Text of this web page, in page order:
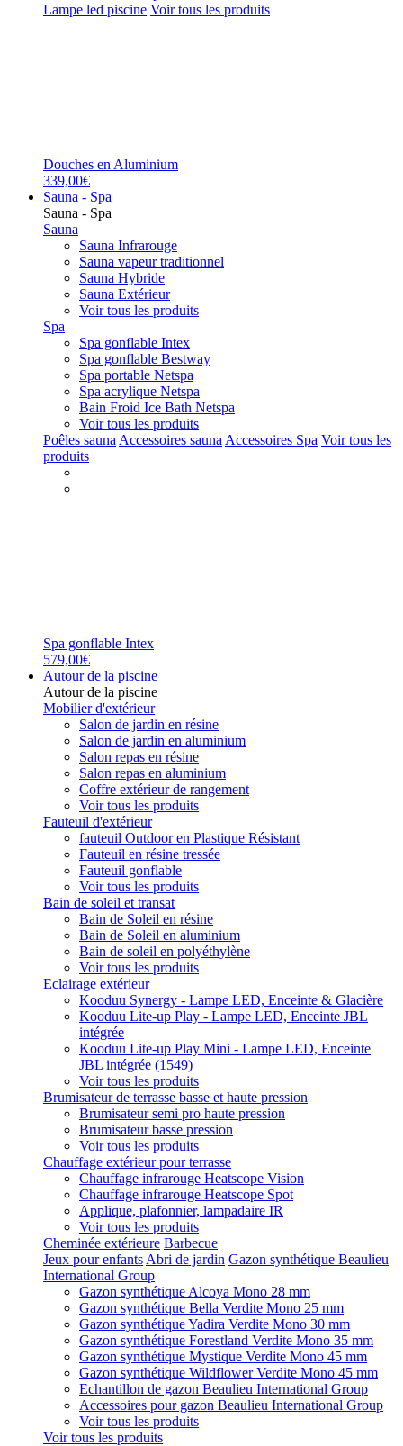
Lampe led piscine Voir tous les produits
Douches en Aluminium
339,00€
Sauna - Spa
Sauna - Spa
Sauna
Sauna Infrarouge
Sauna vapeur traditionnel
Sauna Hybride
Sauna Extérieur
Voir tous les produits
Spa
Spa gonflable Intex
Spa gonflable Bestway
Spa portable Netspa
Spa acrylique Netspa
Bain Froid Ice Bath Netspa
Voir tous les produits
Poêles sauna Accessoires sauna Accessoires Spa Voir tous les
produits
Spa gonflable Intex
579,00€
Autour de la piscine
Autour de la piscine
Mobilier d'extérieur
Salon de jardin en résine
Salon de jardin en aluminium
Salon repas en résine
Salon repas en aluminium
Coffre extérieur de rangement
Voir tous les produits
Fauteuil d'extérieur
fauteuil Outdoor en Plastique Résistant
Fauteuil en résine tressée
Fauteuil gonflable
Voir tous les produits
Bain de soleil et transat
Bain de Soleil en résine
Bain de Soleil en aluminium
Bain de soleil en polyéthylène
Voir tous les produits
Eclairage extérieur
Kooduu Synergy - Lampe LED, Enceinte & Glacière
Kooduu Lite-up Play - Lampe LED, Enceinte JBL
intégrée
Kooduu Lite-up Play Mini - Lampe LED, Enceinte
JBL intégrée (1549)
Voir tous les produits
Brumisateur de terrasse basse et haute pression
Brumisateur semi pro haute pression
Brumisateur basse pression
Voir tous les produits
Chauffage extérieur pour terrasse
Chauffage infrarouge Heatscope Vision
Chauffage infrarouge Heatscope Spot
Applique, plafonnier, lampadaire IR
Voir tous les produits
Cheminée extérieure Barbecue
Jeux pour enfants Abri de jardin Gazon synthétique Beaulieu
International Group
Gazon synthétique Alcoya Mono 28 mm
Gazon synthétique Bella Verdite Mono 25 mm
Gazon synthétique Yadira Verdite Mono 30 mm
Gazon synthétique Forestland Verdite Mono 35 mm
Gazon synthétique Mystique Verdite Mono 45 mm
Gazon synthétique Wildflower Verdite Mono 45 mm
Echantillon de gazon Beaulieu International Group
Accessoires pour gazon Beaulieu International Group
Voir tous les produits
Voir tous les produits